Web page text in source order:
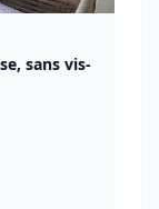
sans vis-